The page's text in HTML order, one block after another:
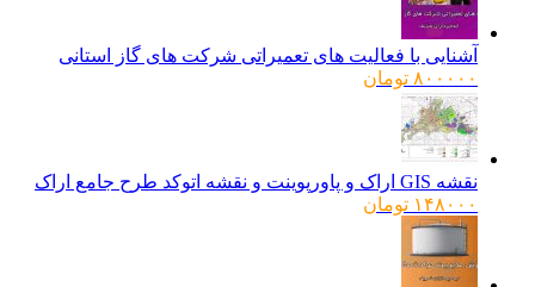
آشنایی با فعالیت های تعمیراتی شرکت های گاز استانی
۸۰۰۰۰۰ تومان
نقشه GIS اراک و پاورپوینت و نقشه اتوکد طرح جامع اراک
۱۴۸۰۰۰ تومان